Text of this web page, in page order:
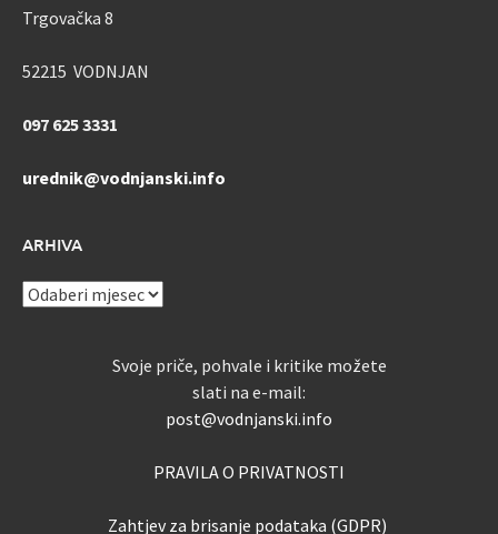
Trgovačka 8
52215 VODNJAN
097 625 3331
urednik@vodnjanski.info
ARHIVA
ARHIVA
Svoje priče, pohvale i kritike možete
slati na e-mail:
post@vodnjanski.info
PRAVILA O PRIVATNOSTI
Zahtjev za brisanje podataka (GDPR)